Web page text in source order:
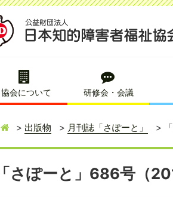
協会について 研修会・会議
出版物 月刊誌「さぽーと」
「さぽーと」686号（